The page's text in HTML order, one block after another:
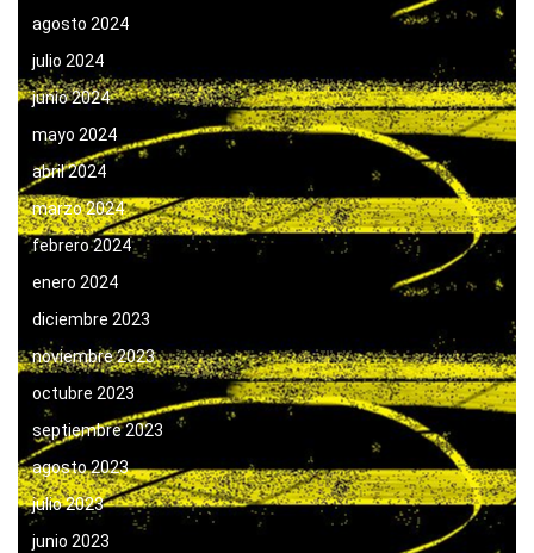
agosto 2024
julio 2024
junio 2024
mayo 2024
abril 2024
marzo 2024
febrero 2024
enero 2024
diciembre 2023
noviembre 2023
octubre 2023
septiembre 2023
agosto 2023
julio 2023
junio 2023